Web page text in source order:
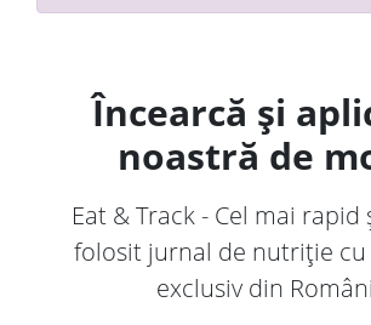
Încearcă și
noastră de
Eat & Track - Cel mai rapid
folosit jurnal de nutriție
exclusiv din